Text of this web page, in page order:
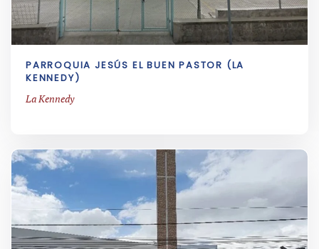
PARROQUIA JESÚS EL BUEN PASTOR (LA
KENNEDY)
La Kennedy